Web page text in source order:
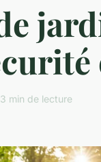
min de lecture